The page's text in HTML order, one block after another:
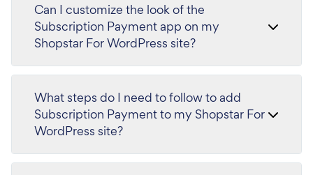
Can I customize the look of the
Subscription Payment app on my
Shopstar For WordPress site?
What steps do I need to follow to add
Subscription Payment to my Shopstar For
WordPress site?